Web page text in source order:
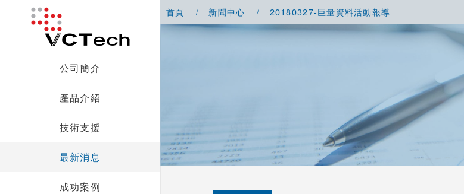
公司簡介
產品介紹
技術支援
最新消息
成功案例
首頁 新聞中心 20180327-巨量資料活動報導